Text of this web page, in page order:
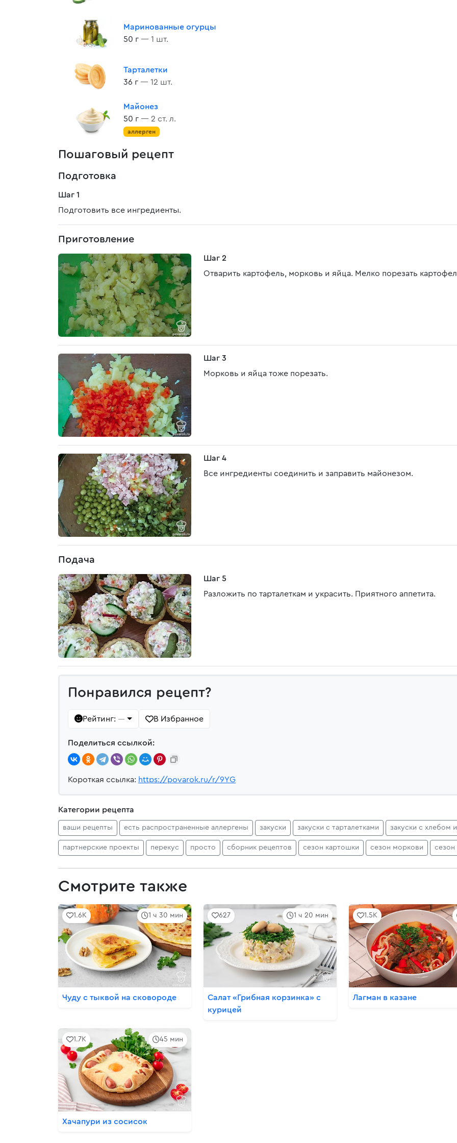
Маринованные огурцы
50 г — 1 шт.
Тарталетки
36 г — 12 шт.
Майонез
50 г — 2 ст. л.
аллерген
Пошаговый рецепт
Подготовка
Шаг 1
Подготовить все ингредиенты.
Приготовление
Шаг 2
Отварить картофель, морковь и яйца. Мелко порезать
Шаг 3
Морковь и яйца тоже порезать.
Шаг 4
Все ингредиенты соединить и заправить майонезом.
Подача
Шаг 5
Разложить по тарталеткам и украсить. Приятного аппетита.
Понравился рецепт?
Рейтинг: — В Избранное
Поделиться ссылкой:
Короткая ссылка: https://povarok.ru/r/9YG
Категории рецепта
ваши рецепты есть распространенные аллергены закуски закуски с тарталетками закуски с хлебом
партнерские проекты перекус просто сборник рецептов сезон картошки сезон моркови сезон
Смотрите также
1 ч 30 мин
1.6K
Чуду с тыквой на сковороде
1 ч 20 мин
627
Салат «Грибная корзинка» с
курицей
1.5K
Лагман в казане
45 мин
1.7K
Хачапури из сосисок